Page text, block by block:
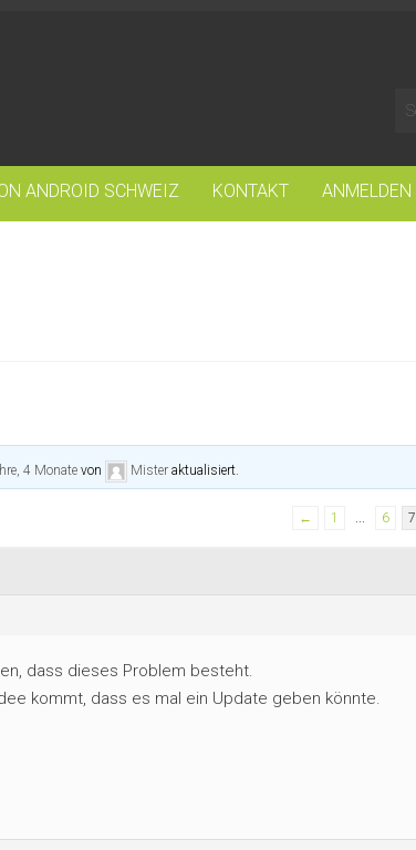
ANDROID SCHWEIZ KONTAKT ANMELDEN
4 Monate von Mister aktualisiert.
← 1 6 7
dass dieses Problem besteht.
kommt, dass es mal ein Update geben könnte.